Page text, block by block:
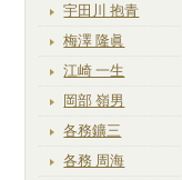
宇田川 抱青
梅澤 隆眞
江崎 一生
岡部 嶺男
各務鑛三
各務 周海